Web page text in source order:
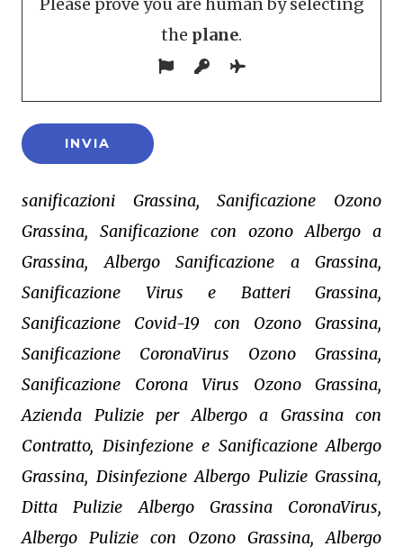
the plane.
sanificazioni Grassina, Sanificazione Ozono
Grassina, Sanificazione con ozono Albergo a
Grassina, Albergo Sanificazione a Grassina,
Sanificazione Virus e Batteri Grassina,
Sanificazione Covid-19 con Ozono Grassina,
Sanificazione CoronaVirus Ozono Grassina,
Sanificazione Corona Virus Ozono Grassina,
Azienda Pulizie per Albergo a Grassina con
Contratto, Disinfezione e Sanificazione Albergo
Grassina, Disinfezione Albergo Pulizie Grassina,
Ditta Pulizie Albergo Grassina CoronaVirus,
Albergo Pulizie con Ozono Grassina, Albergo